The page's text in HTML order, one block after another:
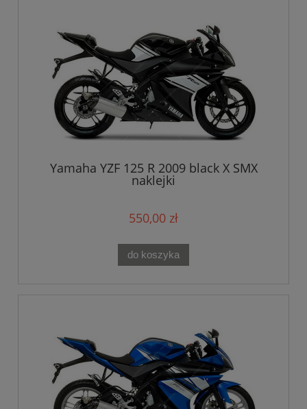
Yamaha YZF 125 R 2009 black X SMX
naklejki
550,00 zł
do koszyka